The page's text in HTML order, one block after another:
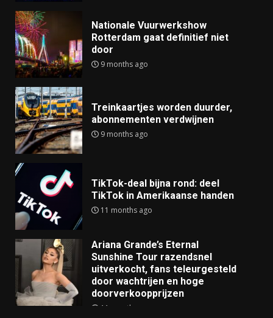
Nationale Vuurwerkshow
Rotterdam gaat definitief niet
door
9 months ago
Treinkaartjes worden duurder,
abonnementen verdwijnen
9 months ago
TikTok-deal bijna rond: deel
TikTok in Amerikaanse handen
11 months ago
Ariana Grande’s Eternal
Sunshine Tour razendsnel
uitverkocht, fans teleurgesteld
door wachtrijen en hoge
doorverkoopprijzen
11 months ago